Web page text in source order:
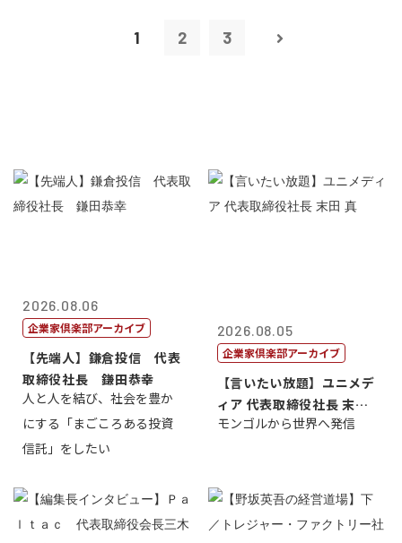
1 2 3
2026.08.06
企業家倶楽部アーカイブ
【先端人】鎌倉投信 代表
取締役社長 鎌田恭幸
人と人を結び、社会を豊か
にする「まごころある投資
信託」をしたい
2026.08.05
企業家倶楽部アーカイブ
【言いたい放題】ユニメデ
ィア 代表取締役社長 末田
真
モンゴルから世界へ発信